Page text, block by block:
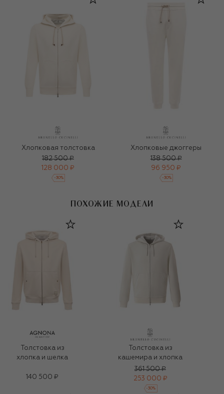
Хлопковая толстовка
182 500 ₽
128 000 ₽
-30%
Хлопковые джоггеры
138 500 ₽
96 950 ₽
-30%
ПОХОЖИЕ МОДЕЛИ
Толстовка из
хлопка и шелка
140 500 ₽
Толстовка из
кашемира и хлопка
361 500 ₽
253 000 ₽
-30%